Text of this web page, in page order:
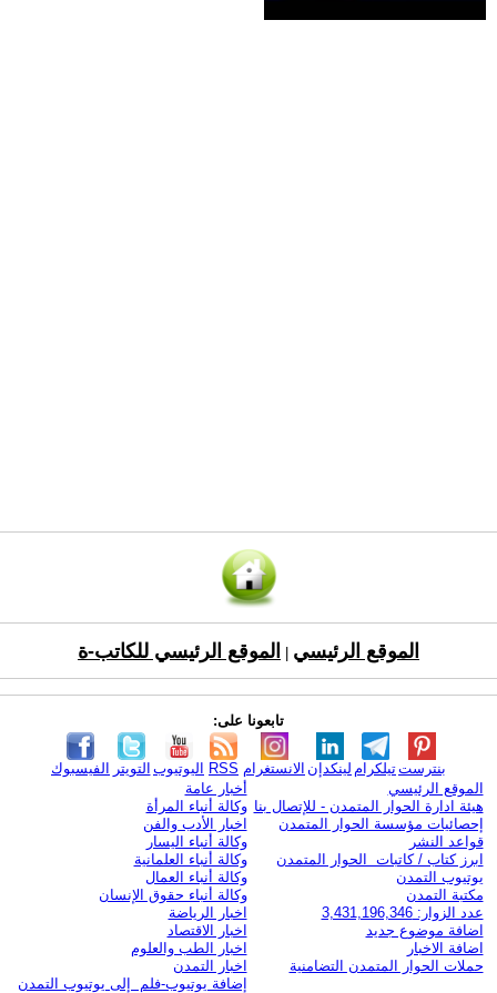
الموقع الرئيسي الموقع الرئيسي للكاتب-ة
تابعونا على:
الفيسبوك التويتر اليوتيوب RSS الانستغرام لينكدإن تيلكرامبنترست
الموقع الرئيسي
هيئة ادارة الحوار المتمدن - للإتصال بنا
إحصائيات مؤسسة الحوار المتمدن
قواعد النشر
ابرز كتاب / كاتبات الحوار المتمدن
يوتيوب التمدن
مكتبة التمدن
عدد الزوار: 3,431,196,346
اضافة موضوع جديد
اضافة الاخبار
حملات الحوار المتمدن التضامنية
أخبار عامة
وكالة أنباء المرأة
اخبار الأدب والفن
وكالة أنباء اليسار
وكالة أنباء العلمانية
وكالة أنباء العمال
وكالة أنباء حقوق الإنسان
اخبار الرياضة
اخبار الاقتصاد
اخبار الطب والعلوم
اخبار التمدن
إضافة يوتيوب-فلم إلى يوتيوب التمدن